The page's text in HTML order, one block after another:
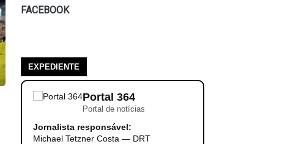
FACEBOOK
EXPEDIENTE
Portal 364
Portal de notícias
Jornalista responsável:
Michael Tetzner Costa — DRT